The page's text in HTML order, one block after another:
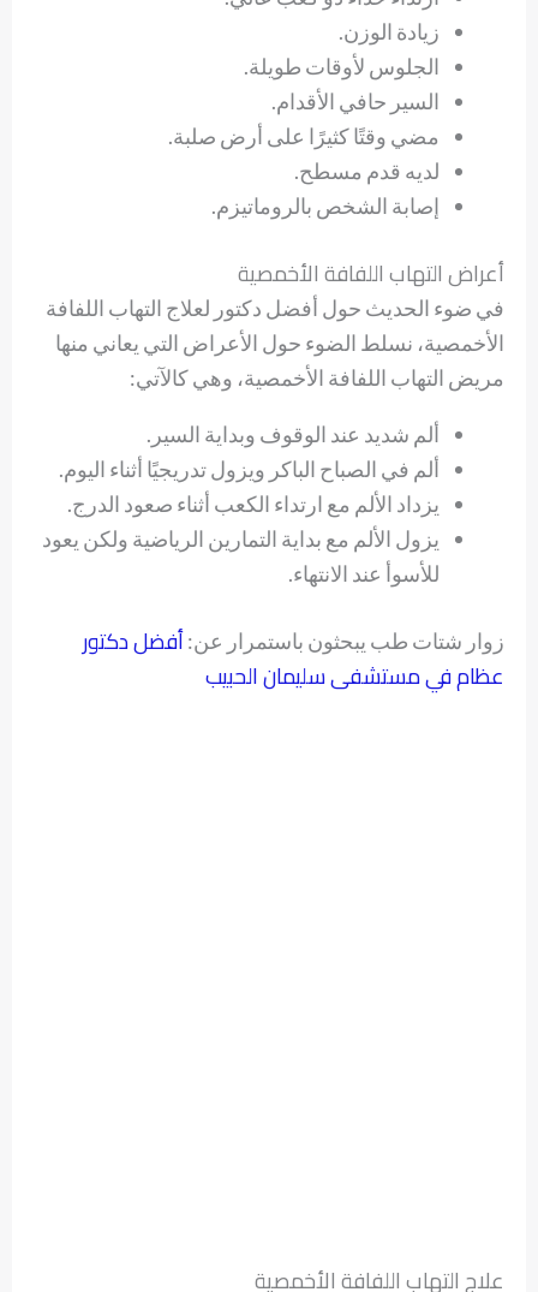
زيادة الوزن.
الجلوس لأوقات طويلة.
السير حافي الأقدام.
مضي وقتًا كثيرًا على أرض صلبة.
لديه قدم مسطح.
إصابة الشخص بالروماتيزم.
أعراض التهاب اللفافة الأخمصية
في ضوء الحديث حول أفضل دكتور لعلاج التهاب اللفافة
الأخمصية، نسلط الضوء حول الأعراض التي يعاني منها
مريض التهاب اللفافة الأخمصية، وهي كالآتي:
ألم شديد عند الوقوف وبداية السير.
ألم في الصباح الباكر ويزول تدريجيًا أثناء اليوم.
يزداد الألم مع ارتداء الكعب أثناء صعود الدرج.
يزول الألم مع بداية التمارين الرياضية ولكن يعود
للأسوأ عند الانتهاء.
زوار شتات طب يبحثون باستمرار عن:أفضل دكتور
عظام في مستشفى سليمان الحبيب
علاج التهاب اللفافة الأخمصية